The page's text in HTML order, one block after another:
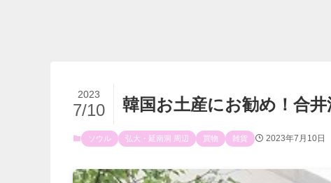
韓国お土産にお勧め！合
2023
7/10
ソウル 弘大・延南洞 周辺 買物 雑貨 2023年7月10日